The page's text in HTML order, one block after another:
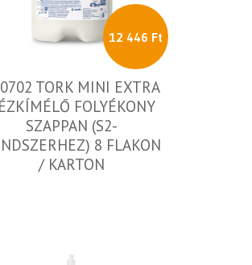
12 446 Ft
TORK MINI EXTRA
FOLYÉKONY
SZAPPAN (S2-
8 FLAKON
/ KARTON